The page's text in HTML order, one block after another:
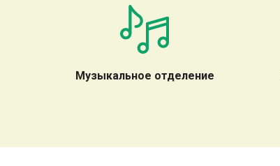
Музыкальное отделение